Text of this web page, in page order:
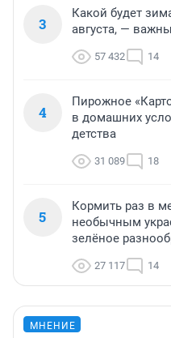
3
Какой будет
августа, —
57 432 14
4
Пирожное
в домашних
детства
31 089 18
5
Кормить раз в
необычным
зелёное
27 117 14
МНЕНИЕ